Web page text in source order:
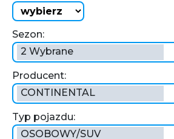
Sezon:
2 Wybrane
Producent:
CONTINENTAL
Typ pojazdu:
OSOBOWY/SUV